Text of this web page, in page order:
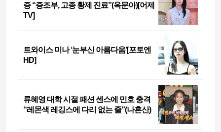
증 “증조부, 고종 황제 진료”(옥문아)[어제
TV]
트와이스 미나 ‘눈부신 아름다움’[포토엔
HD]
류혜영 대학 시절 패션 센스에 민호 충격
“레몬색 레깅스에 다리 없는 줄”(나혼산)